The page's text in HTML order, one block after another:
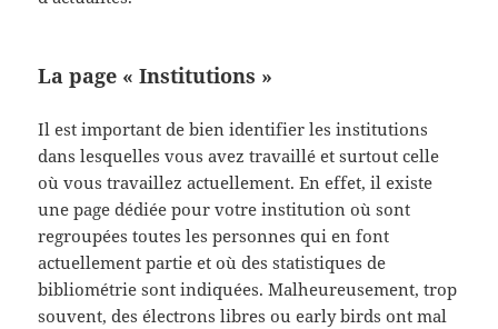
La page « Institutions »
Il est important de bien identifier les institutions
dans lesquelles vous avez travaillé et surtout celle
où vous travaillez actuellement. En effet, il existe
une page dédiée pour votre institution où sont
regroupées toutes les personnes qui en font
actuellement partie et où des statistiques de
bibliométrie sont indiquées. Malheureusement, trop
souvent, des électrons libres ou early birds ont mal